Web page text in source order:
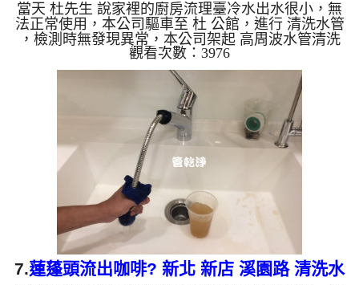
當天 杜先生 說家裡的廚房流理臺冷水出水很小，無
法正常使用，本公司驅車至 杜 公館，進行 清洗水管
，檢測時無發現異常，本公司架起 高周波水管清洗
機，注入 檸檬酸液 至水管裡面，等了約20分，開
啟 水管清洗機 ，開啟 微氣泡 模式，開始把水管內的
污垢及異物沖出來，一開始水管就噴出灰灰的髒水，
噴出看起來像苦茶，杜先生傻眼，清洗約一小時後，
杜先生 很高興有水可以用了!! 如是自來水，如水管老
化，會產生鐵鏽跟泥沙堆積，洗出來的水就會是咖啡
色，地下水含有氧化錳，管壁上會結成黑色管垢，洗
出來的水會跟...
觀看次數：3976
7.蓮蓬頭流出咖啡? 新北 新店 溪園路 清洗水